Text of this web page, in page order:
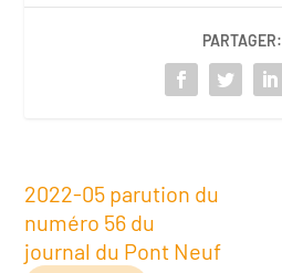
PARTAGER:
2022-05 parution du
numéro 56 du
journal du Pont Neuf